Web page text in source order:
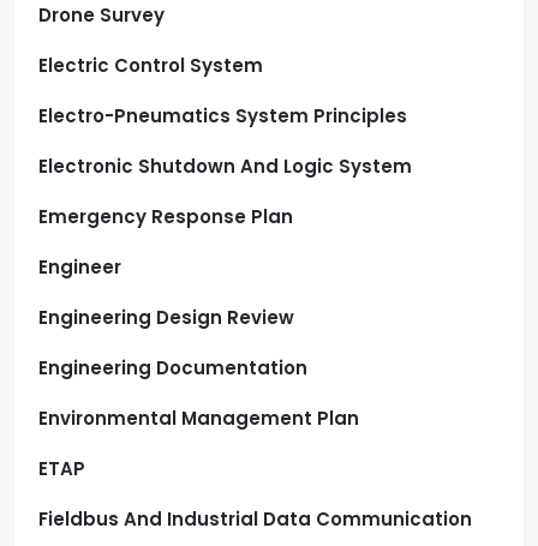
Drone Survey
Electric Control System
Electro-Pneumatics System Principles
Electronic Shutdown And Logic System
Emergency Response Plan
Engineer
Engineering Design Review
Engineering Documentation
Environmental Management Plan
ETAP
Fieldbus And Industrial Data Communication